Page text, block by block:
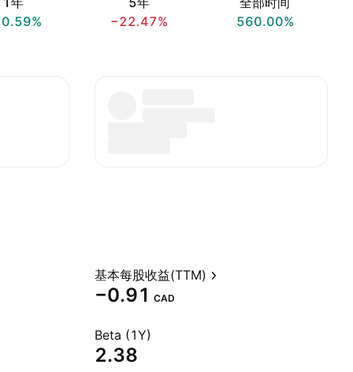
−22.47%
560.00%
基本每股收益(TTM)
−0.91 CAD
Beta (1Y)
2.38